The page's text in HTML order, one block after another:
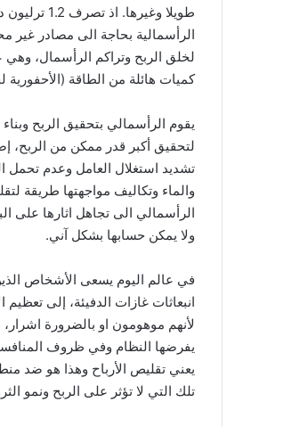
طويلا
الرأسمالية بحاجة الى مصادر غير
لخلق الربح وتراكم الرأسمال،
كميات هائلة من الطاقة (الأحفورية
يقوم الرأسمالي بتحقيق الربح
لتحقيق أكبر قدر ممكن من الربح،
تشديد استغلال العامل وعدم تحمل
والماء وتكاليف مواجهتها طريقة
الرأسمالي الى تجاهل اثارها على
ولا يمكن حسابها بشكل آني.
في عالم اليوم يسعى الأشخاص
انبعاثات غازات الدفيئة، إلى
لأنهم موهومون او بالضرورة
يفرضها النظام وفي ظروف
يعني تقليص الأرباح وهذا هو ضد
تلك التي لا تؤثر على الربح ونمو